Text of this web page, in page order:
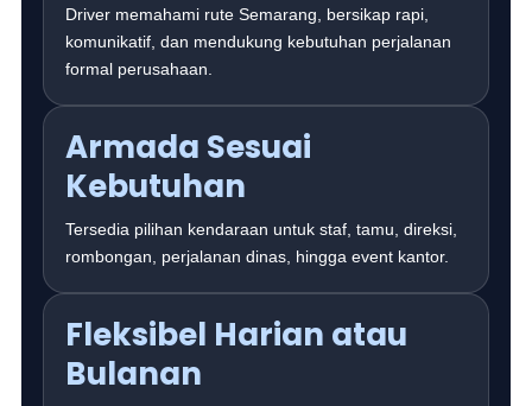
Driver memahami rute Semarang, bersikap rapi,
komunikatif, dan mendukung kebutuhan perjalanan
formal perusahaan.
Armada Sesuai
Kebutuhan
Tersedia pilihan kendaraan untuk staf, tamu, direksi,
rombongan, perjalanan dinas, hingga event kantor.
Fleksibel Harian atau
Bulanan